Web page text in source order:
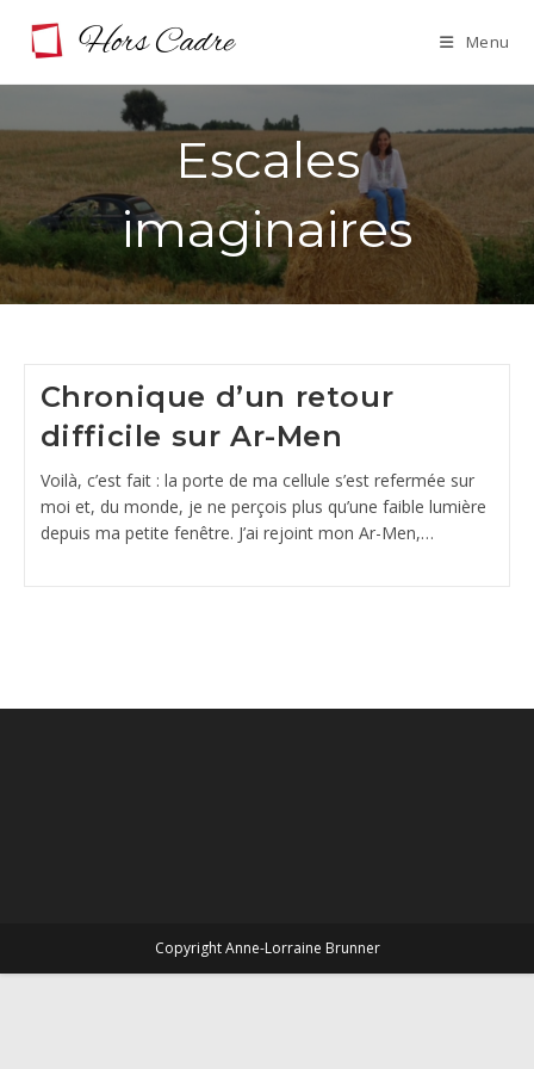
Menu
Escales
imaginaires
Chronique d’un retour
difficile sur Ar-Men
Voilà, c’est fait : la porte de ma cellule s’est refermée sur
moi et, du monde, je ne perçois plus qu’une faible lumière
depuis ma petite fenêtre. J’ai rejoint mon Ar-Men,…
Copyright Anne-Lorraine Brunner